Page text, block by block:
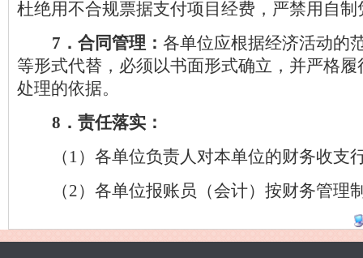
杜绝用不合规票据支付项目经费，严禁用自
7 ．合同管理： 各单位应根据经济活动的
等形式代替，必须以书面形式确立，并严格
处理的依据。
8 ．责任落实：
（ 1）各单位负责人对本单位的财务收支
（2）各单位报账员（会计）按财务管理